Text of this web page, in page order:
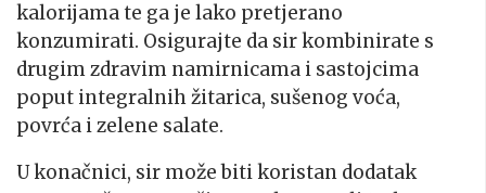
kalorijama te ga je lako pretjerano
konzumirati. Osigurajte da sir kombinirate s
drugim zdravim namirnicama i sastojcima
poput integralnih žitarica, sušenog voća,
povrća i zelene salate.
U konačnici, sir može biti koristan dodatak